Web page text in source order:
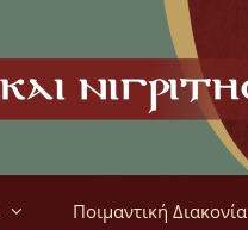
Ποιμαντική Διακονία